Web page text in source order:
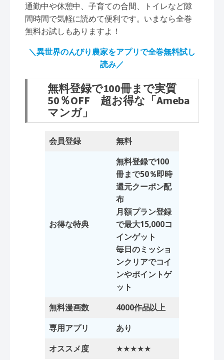
通勤中や休憩中、子育ての合間、トイレなど隙
間時間で気軽に読めて便利です。いまなら全巻
無料お試しもありますよ！
＼異世界のんびり農家をアプリで全巻無料試し
読み／
無料登録で100冊まで実質
50％OFF 超お得な「Ameba
マンガ」
会員登録 無料
お得な特典
無料登録で100
冊まで50％即時
還元クーポン配
布
月額プラン登録
で最大15,000コ
インゲット
毎日のミッショ
ンクリアでコイ
ンやポイントゲ
ット
無料漫画数
4000作品以上
専用アプリ
あり
オススメ度
★★★★★